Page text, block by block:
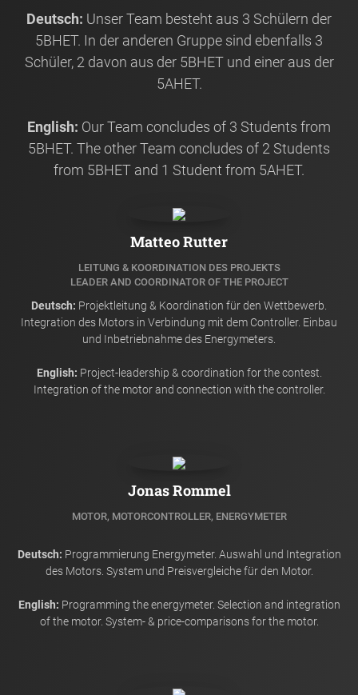
Deutsch: Unser Team besteht aus 3 Schülern der
5BHET. In der anderen Gruppe sind ebenfalls 3
Schüler, 2 davon aus der 5BHET und einer aus der
5AHET.
English: Our Team concludes of 3 Students from
5BHET. The other Team concludes of 2 Students
from 5BHET and 1 Student from 5AHET.
Matteo Rutter
LEITUNG & KOORDINATION DES PROJEKTS
LEADER AND COORDINATOR OF THE PROJECT
Deutsch: Projektleitung & Koordination für den Wettbewerb.
Integration des Motors in Verbindung mit dem Controller. Einbau
und Inbetriebnahme des Energymeters.
English: Project-leadership & coordination for the contest.
Integration of the motor and connection with the controller.
Jonas Rommel
MOTOR, MOTORCONTROLLER, ENERGYMETER
Deutsch: Programmierung Energymeter. Auswahl und Integration
des Motors. System und Preisvergleiche für den Motor.
English: Programming the energymeter. Selection and integration
of the motor. System- & price-comparisons for the motor.